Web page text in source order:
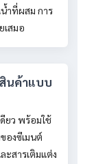
ำที่ผสม การ
สมอ
นค้าแบบ
ยว พร้อมใช้
องซีเมนต์
ะสารเติมแต่ง